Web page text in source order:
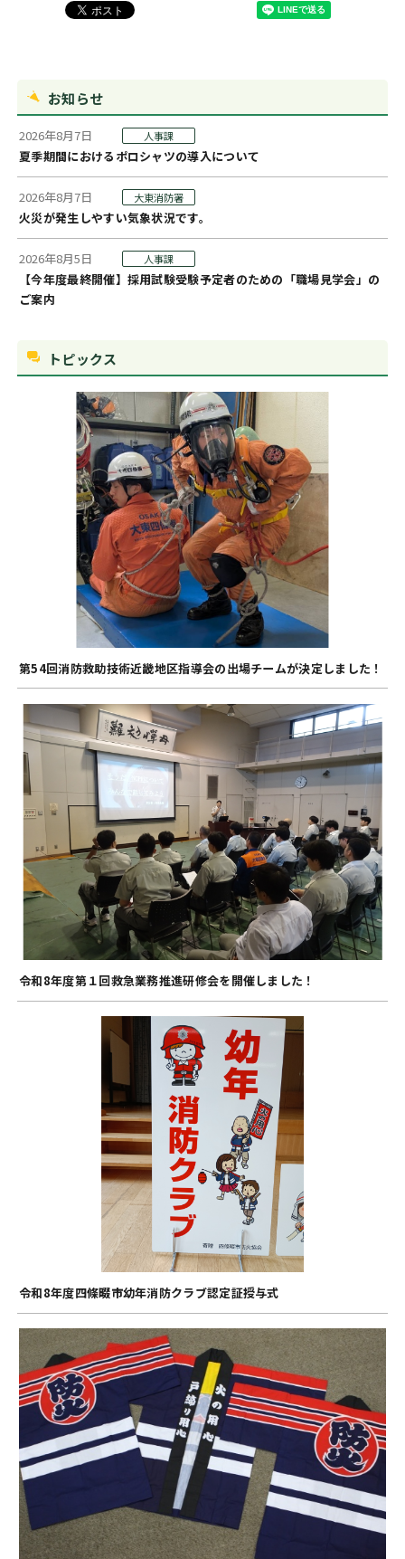
お知らせ
2026年8月7日 人事課
夏季期間におけるポロシャツの導入について
2026年8月7日 大東消防署
火災が発生しやすい気象状況です。
2026年8月5日 人事課
【今年度最終開催】採用試験受験予定者のための「職場見学会」の
ご案内
トピックス
第54回消防救助技術近畿地区指導会の出場チームが決定しました！
令和8年度第１回救急業務推進研修会を開催しました！
令和8年度四條畷市幼年消防クラブ認定証授与式